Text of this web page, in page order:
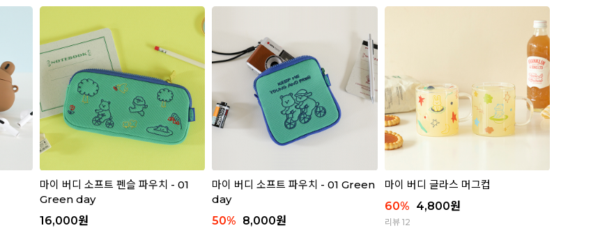
마이 버디 소프트 펜슬 파우치 - 01
Green day
16,000원
마이 버디 소프트 파우치 - 01 Green
day
50% 8,000원
마이 버디 글라스 머그컵
60% 4,800원
리뷰 12